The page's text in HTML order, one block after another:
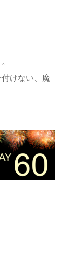
けない、魔